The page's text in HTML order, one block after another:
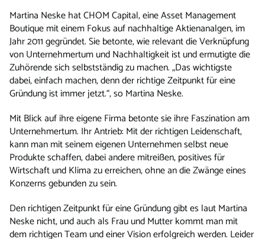
Martina Neske hat CHOM Capital, eine Asset Management
Boutique mit einem Fokus auf nachhaltige Aktienanalgen, im
Jahr 2011 gegründet. Sie betonte, wie relevant die Verknüpfung
von Unternehmertum und Nachhaltigkeit ist und ermutigte die
Zuhörende sich selbstständig zu machen. „Das wichtigste
dabei, einfach machen, denn der richtige Zeitpunkt für eine
Gründung ist immer jetzt.“, so Martina Neske.
Mit Blick auf ihre eigene Firma betonte sie ihre Faszination am
Unternehmertum. Ihr Antrieb: Mit der richtigen Leidenschaft,
kann man mit seinem eigenen Unternehmen selbst neue
Produkte schaffen, dabei andere mitreißen, positives für
Wirtschaft und Klima zu erreichen, ohne an die Zwänge eines
Konzerns gebunden zu sein.
Den richtigen Zeitpunkt für eine Gründung gibt es laut Martina
Neske nicht, und auch als Frau und Mutter kommt man mit
dem richtigen Team und einer Vision erfolgreich werden. Leider